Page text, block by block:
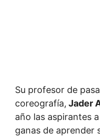
Su profesor de
coreografía, Jader
año las aspirantes
ganas de aprender